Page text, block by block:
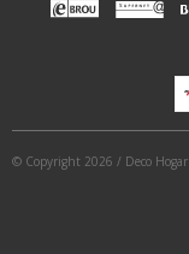
© Copyright 2026 / Deco Hogar